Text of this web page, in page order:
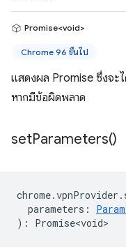
Promise<void>
Chrome 96 ขึ้นไป
แสดงผล Promise ซึ่งจะ
หากมีข้อผิดพลาด
setParameters()
chrome.vpnProvider .
parameters :
) : Promise<void>